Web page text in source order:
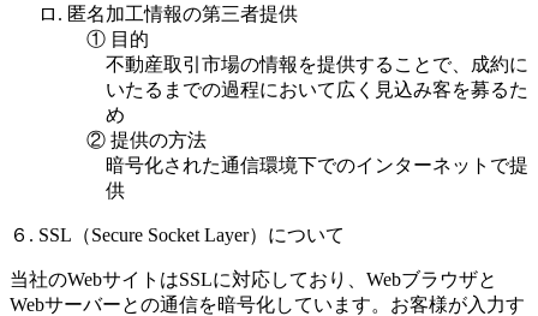
ロ. 匿名加工情報の第三者提供
① 目的
不動産取引市場の情報を提供することで、成約に
いたるまでの過程において広く見込み客を募るた
め
② 提供の方法
暗号化された通信環境下でのインターネットで提
供
６. SSL（Secure Socket Layer）について
当社のWebサイトはSSLに対応しており、Webブラウザと
Webサーバーとの通信を暗号化しています。お客様が入力す